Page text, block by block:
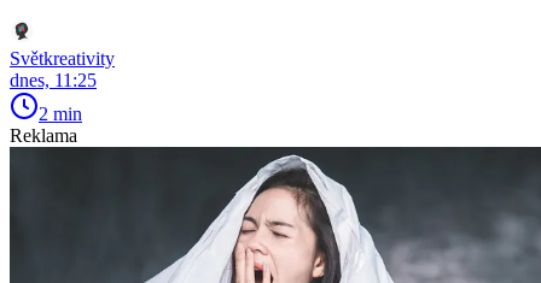
Světkreativity
dnes, 11:25
2 min
Reklama